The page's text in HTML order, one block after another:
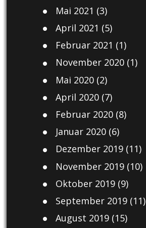
Mai 2021 (3)
April 2021 (5)
Februar 2021 (1)
November 2020(1)
Mai 2020(2)
April 2020(7)
Februar 2020(8)
Januar 2020(6)
Dezember 2019(11)
November 2019(10)
Oktober 2019(9)
September 2019(11)
August 2019(15)